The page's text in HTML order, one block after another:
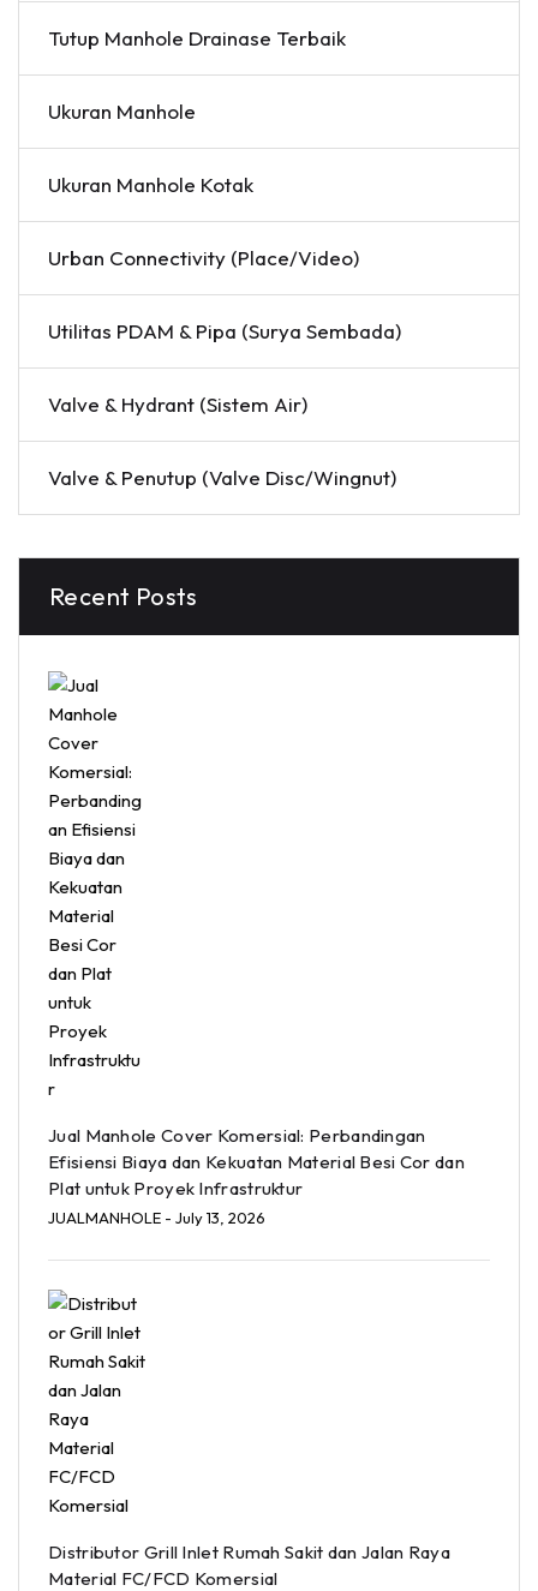
Tutup Manhole Drainase Terbaik
Ukuran Manhole
Ukuran Manhole Kotak
Urban Connectivity (Place/Video)
Utilitas PDAM & Pipa (Surya Sembada)
Valve & Hydrant (Sistem Air)
Valve & Penutup (Valve Disc/Wingnut)
Recent Posts
Jual Manhole Cover Komersial: Perbandingan
Efisiensi Biaya dan Kekuatan Material Besi Cor dan
Plat untuk Proyek Infrastruktur
JUALMANHOLE - July 13, 2026
Distributor Grill Inlet Rumah Sakit dan Jalan Raya
Material FC/FCD Komersial